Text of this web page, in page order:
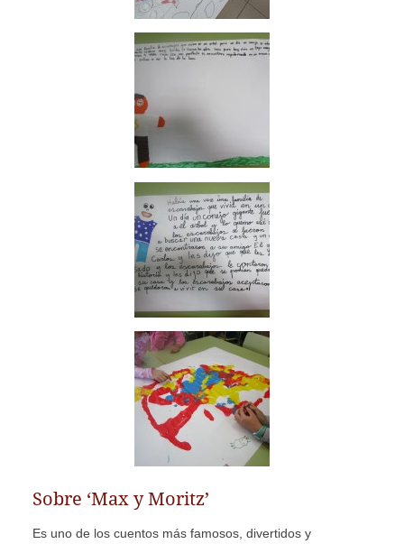
Sobre ‘Max y Moritz’
Es uno de los cuentos más famosos, divertidos y